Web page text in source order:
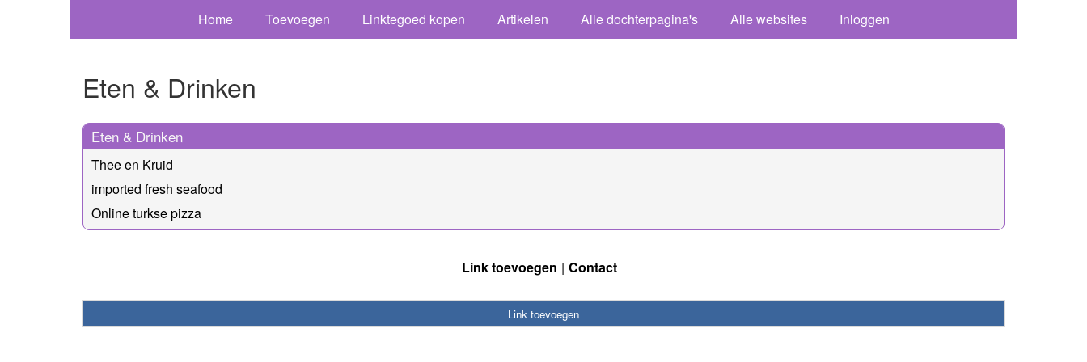
Home Toevoegen Linktegoed kopen Artikelen Alle dochterpagina's Alle websites Inloggen
Eten & Drinken
Eten & Drinken
Thee en Kruid
imported fresh seafood
Online turkse pizza
Link toevoegen Contact
Link toevoegen